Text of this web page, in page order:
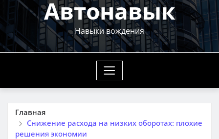
Автонавык
Навыки вождения
Главная
Снижение расхода на низких оборотах: плохие
решения экономии